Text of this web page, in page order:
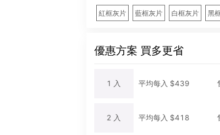
紅框灰片 藍框灰片 白框灰片 黑
優惠方案 買多更省
1 入 平均每入 $439
2 入 平均每入 $418